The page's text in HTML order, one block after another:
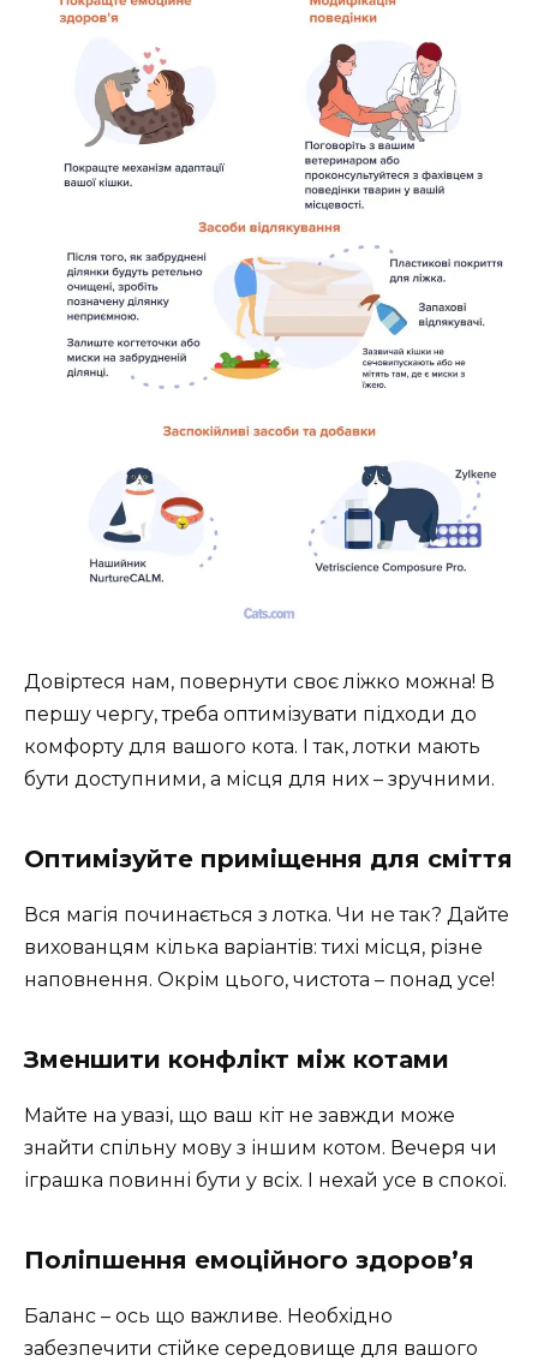
Довіртеся нам, повернути своє ліжко можна! В
першу чергу, треба оптимізувати підходи до
комфорту для вашого кота. І так, лотки мають
бути доступними, а місця для них – зручними.
Оптимізуйте приміщення для сміття
Вся магія починається з лотка. Чи не так? Дайте
вихованцям кілька варіантів: тихі місця, різне
наповнення. Окрім цього, чистота – понад усе!
Зменшити конфлікт між котами
Майте на увазі, що ваш кіт не завжди може
знайти спільну мову з іншим котом. Вечеря чи
іграшка повинні бути у всіх. І нехай усе в спокої.
Поліпшення емоційного здоров’я
Баланс – ось що важливе. Необхідно
забезпечити стійке середовище для вашого